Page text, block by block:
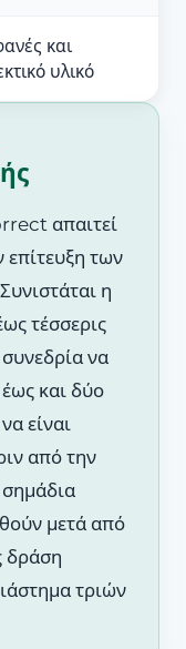
και
υλικό
απαιτεί
επίτευξη των
η
τέσσερις
να
και δύο
είναι
από την
μετά από
δράση
τριών